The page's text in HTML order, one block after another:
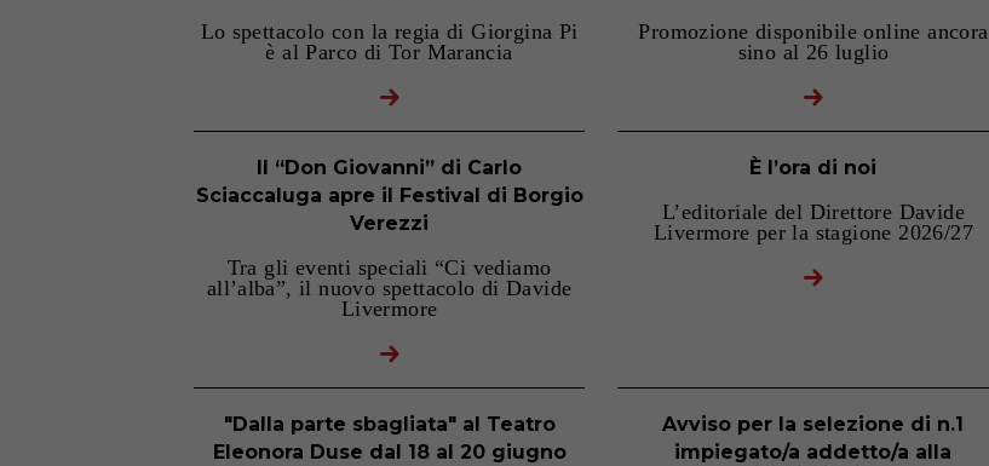
Lo spettacolo con la regia di Giorgina Pi
è al Parco di Tor Marancia
Promozione disponibile online ancora
sino al 26 luglio
Il “Don Giovanni” di Carlo
Sciaccaluga apre il Festival di Borgio
Verezzi
Tra gli eventi speciali “Ci vediamo
all’alba”, il nuovo spettacolo di Davide
Livermore
È l’ora di noi
L’editoriale del Direttore Davide
Livermore per la stagione 2026/27
"Dalla parte sbagliata" al Teatro
Eleonora Duse dal 18 al 20 giugno
Avviso per la selezione di n.1
impiegato/a addetto/a alla